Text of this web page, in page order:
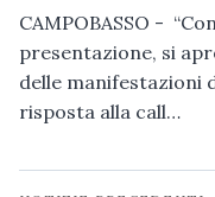
CAMPOBASSO -
presentazione, si
delle manifestazioni
risposta alla call…